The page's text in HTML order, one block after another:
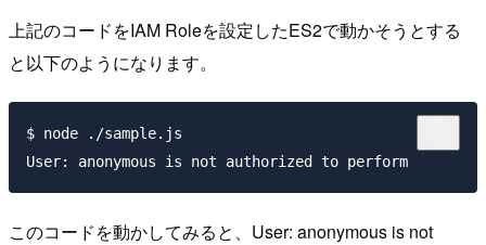
上記のコードをIAM Roleを設定したES2で動かそうとする
と以下のようになります。
$ node ./sample.js
このコードを動かしてみると、User: anonymous is not